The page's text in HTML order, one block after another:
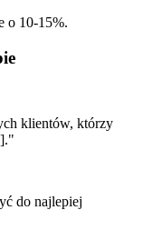
o 10-15%.
klientów, którzy
do najlepiej